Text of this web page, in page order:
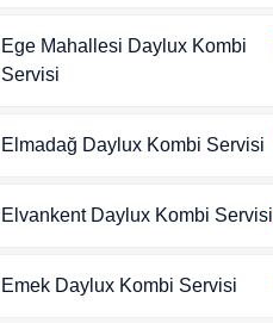
Ege Mahallesi Daylux Kombi
Servisi
Elmadağ Daylux Kombi Servisi
Elvankent Daylux Kombi Servisi
Emek Daylux Kombi Servisi